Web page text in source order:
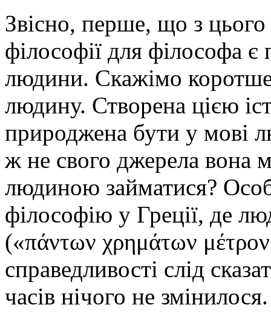
Звісно, перше, що з
філософії для філософа є
людини. Скажімо
людину. Створена цією
природжена бути у мові
ж не свого джерела вона
людиною займатися?
філософію у Греції, де
(«πάντων χρημάτων
справедливості слід
часів нічого не змінилося.